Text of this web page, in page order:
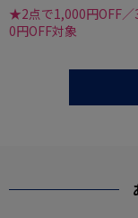
★2点で1,000円OFF／
0円OFF対象